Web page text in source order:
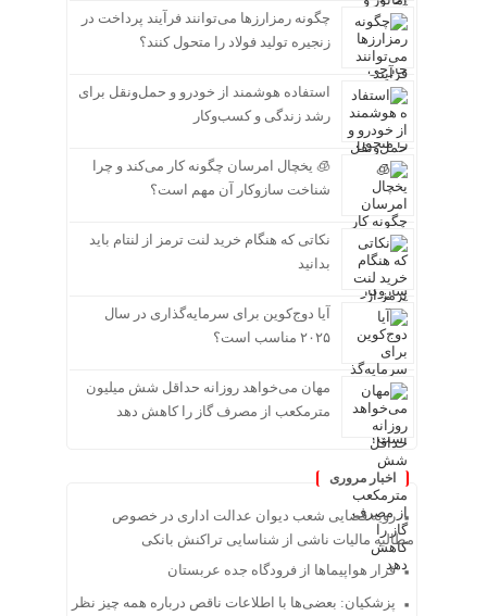
چگونه رمزارزها می‌توانند فرآیند پرداخت در
زنجیره تولید فولاد را متحول کنند؟
استفاده هوشمند از خودرو و حمل‌ونقل برای
رشد زندگی و کسب‌وکار
🧊 یخچال امرسان چگونه کار می‌کند و چرا
شناخت سازوکار آن مهم است؟
نکاتی که هنگام خرید لنت ترمز از لنتام باید
بدانید
آیا دوج‌کوین برای سرمایه‌گذاری در سال
۲۰۲۵ مناسب است؟
مهان می‌خواهد روزانه حداقل شش میلیون
مترمکعب از مصرف گاز را کاهش دهد
اخبار مروری
رویه قضایی شعب دیوان عدالت اداری در خصوص
مطالبه مالیات ناشی از شناسایی تراکنش بانکی
فرار هواپیماها از فرودگاه جده عربستان
پزشکیان: بعضی‌ها با اطلاعات ناقص درباره همه چیز نظر